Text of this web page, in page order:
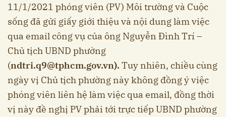
11/1/2021 phóng viên (PV) Môi trường và Cuộc
sống đã gửi giấy giới thiệu và nội dung làm việc
qua email công vụ của ông Nguyễn Đình Trí –
Chủ tịch UBND phường
(ndtri.q9@tphcm.gov.vn). Tuy nhiên, chiều cùng
ngày vị Chủ tịch phường này không đồng ý việc
phóng viên liên hệ làm việc qua email, đồng thời
vị này đề nghị PV phải tới trực tiếp UBND phường